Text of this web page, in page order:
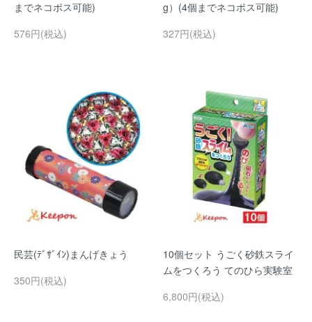
までネコポス可能)
576円(税込)
g）(4個までネコポス可能)
327円(税込)
民芸(ﾃﾞｻﾞｲﾝ)まんげきょう
350円(税込)
10個セット うごく砂鉄スライ
ムをつくろう てのひら実験室
6,800円(税込)